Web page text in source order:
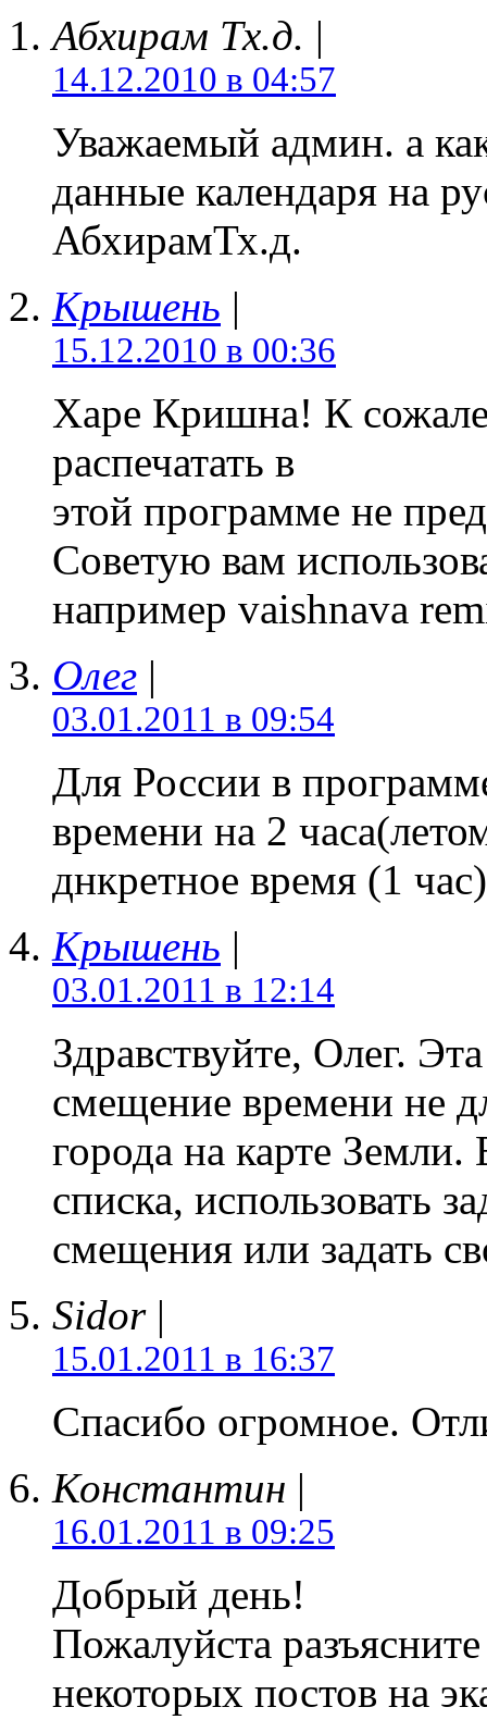
Абхирам Тх.д. |
14.12.2010 в 04:57
Уважаемый админ. а
данные календаря на
АбхирамТх.д.
Крышень |
15.12.2010 в 00:36
Харе Кришна! К
распечатать в
этой программе не
Советую вам
например vaishnava
Олег |
03.01.2011 в 09:54
Для России в
времени на 2
днкретное время (1
Крышень |
03.01.2011 в 12:14
Здравствуйте, Олег.
смещение времени не
города на карте
списка, использовать
смещения или задать
Sidor|
15.01.2011 в 16:37
Спасибо огромное.
Константин |
16.01.2011 в 09:25
Добрый день!
Пожалуйста
некоторых постов на